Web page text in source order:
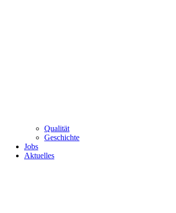
Qualität
Geschichte
Jobs
Aktuelles